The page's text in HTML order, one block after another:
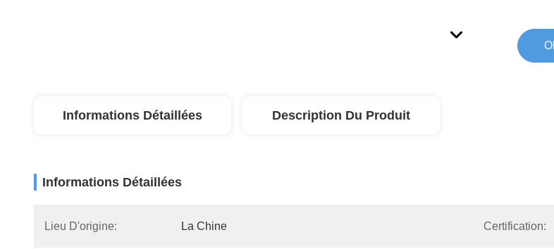
Informations Détaillées Description Du Produit
Informations Détaillées
Lieu D'origine: La Chine Certification: